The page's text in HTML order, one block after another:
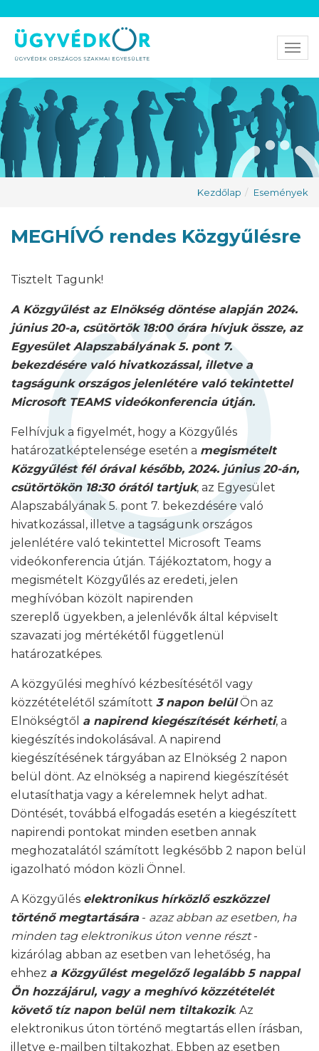
Kezdőlap Események
MEGHÍVÓ rendes Közgyűlésre
Tisztelt Tagunk!
A Közgyűlést az Elnökség döntése alapján 2024.
június 20-a, csütörtök 18:00 órára hívjuk össze, az
Egyesület Alapszabályának 5. pont 7.
bekezdésére való hivatkozással, illetve a
tagságunk országos jelenlétére való tekintettel
Microsoft TEAMS videókonferencia útján.
Felhívjuk a figyelmét, hogy a Közgyűlés
határozatképtelensége esetén a megismételt
Közgyűlést fél órával később, 2024. június 20-án,
csütörtökön 18:30 órától tartjuk, az Egyesület
Alapszabályának 5. pont 7. bekezdésére való
hivatkozással, illetve a tagságunk országos
jelenlétére való tekintettel Microsoft Teams
videókonferencia útján. Tájékoztatom, hogy a
megismételt Közgyűlés az eredeti, jelen
meghívóban közölt napirenden
szereplő ügyekben, a jelenlévők által képviselt
szavazati jog mértékétől függetlenül
határozatképes.
A közgyűlési meghívó kézbesítésétől vagy
közzétételétől számított 3 napon belülÖn az
Elnökségtől a napirend kiegészítését kérheti, a
kiegészítés indokolásával. A napirend
kiegészítésének tárgyában az Elnökség 2 napon
belül dönt. Az elnökség a napirend kiegészítését
elutasíthatja vagy a kérelemnek helyt adhat.
Döntését, továbbá elfogadás esetén a kiegészített
napirendi pontokat minden esetben annak
meghozatalától számított legkésőbb 2 napon belül
igazolható módon közli Önnel.
A Közgyűlés elektronikus hírközlő eszközzel
történő megtartására- azaz abban az esetben, ha
minden tag elektronikus úton venne részt-
kizárólag abban az esetben van lehetőség, ha
ehhez a Közgyűlést megelőző legalább 5 nappal
Ön hozzájárul, vagy a meghívó közzétételét
követő tíz napon belül nem tiltakozik. Az
elektronikus úton történő megtartás ellen írásban,
illetve e-mailben tiltakozhat. Ebben az esetben